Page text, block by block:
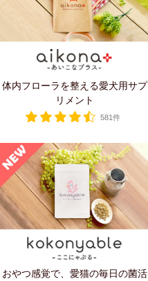
体内フローラを整える愛犬用サプ
リメント
581件
おやつ感覚で、愛猫の毎日の菌活